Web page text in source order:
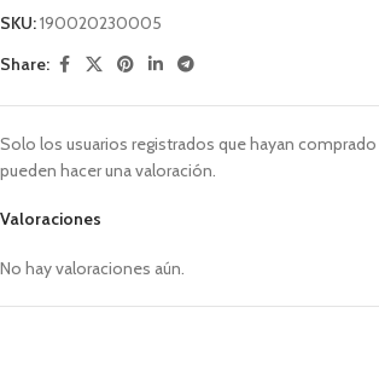
SKU:190020230005
Share:
Valoraciones
No hay valoraciones aún.
Solo los usuarios registrados que hayan
pueden hacer una valoración.